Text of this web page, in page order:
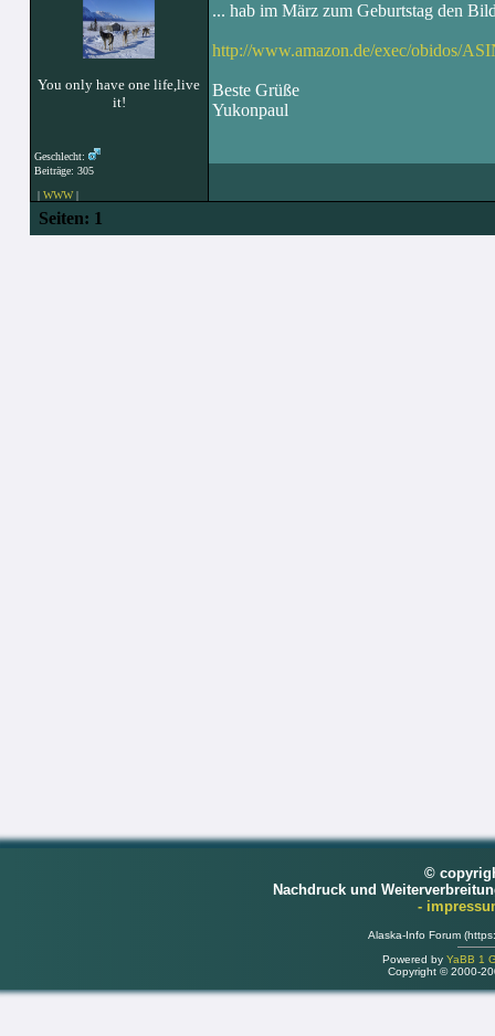
You only have one life,live
it!
Geschlecht:
Beiträge: 305
| WWW|
... hab im März zum Geburtstag den
http://www.amazon.de/exec/obidos/
Beste Grüße
Yukonpaul
Seiten: 1
©
Nachdruck und
-
Alaska-Info Forum
Powered by YaBB 1
Copyright © 2000-